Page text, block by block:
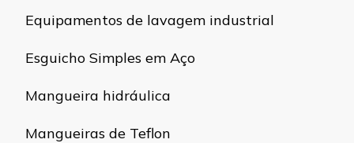
Equipamentos de lavagem industrial
Esguicho Simples em Aço
Mangueira hidráulica
Mangueiras de Teflon